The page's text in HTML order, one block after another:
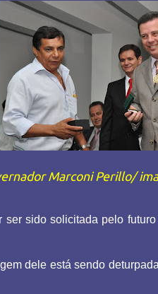
Marconi Perillo/
sido solicitada pelo
dele está sendo